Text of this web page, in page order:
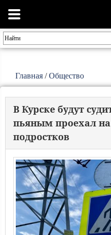
Главная /Общество
В Курске будут
пьяным проехал
подростков